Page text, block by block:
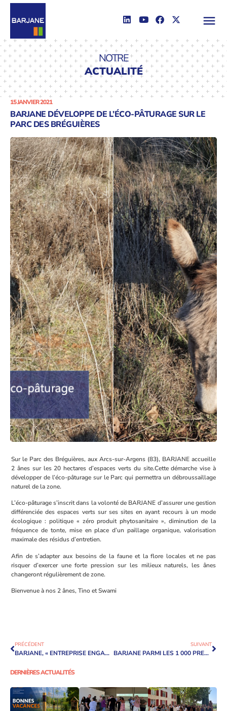
NOTRE
ACTUALITÉ
15 JANVIER 2021
BARJANE DÉVELOPPE DE L’ÉCO-PÂTURAGE SUR LE
PARC DES BRÉGUIÈRES
Sur le Parc des Bréguières, aux Arcs-sur-Argens (83), BARJANE accueille
2 ânes sur les 20 hectares d’espaces verts du site.Cette démarche vise à
développer de l’éco-pâturage sur le Parc qui permettra un débroussaillage
naturel de la zone.
L’éco-pâturage s’inscrit dans la volonté de BARJANE d’assurer une gestion
différenciée des espaces verts sur ses sites en ayant recours à un mode
écologique : politique « zéro produit phytosanitaire », diminution de la
fréquence de tonte, mise en place d’un paillage organique, valorisation
maximale des résidus d’entretien.
Afin de s’adapter aux besoins de la faune et la flore locales et ne pas
risquer d’exercer une forte pression sur les milieux naturels, les ânes
changeront régulièrement de zone.
Bienvenue à nos 2 ânes, Tino et Swami
PRÉCÉDENT
BARJANE, « ENTREPRISE ENGAGÉE POUR LA NATURE »
SUIVANT
BARJANE PARMI LES 1 000 PREMIÈRES ENTREPRISES ENGAGÉES POUR LA JEUNESSE
DERNIÈRES ACTUALITÉS